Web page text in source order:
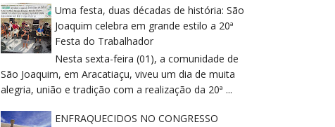
Uma festa, duas décadas de história: São
Joaquim celebra em grande estilo a 20ª
Festa do Trabalhador
Nesta sexta-feira (01), a comunidade de
São Joaquim, em Aracatiaçu, viveu um dia de muita
alegria, união e tradição com a realização da 20ª ...
ENFRAQUECIDOS NO CONGRESSO